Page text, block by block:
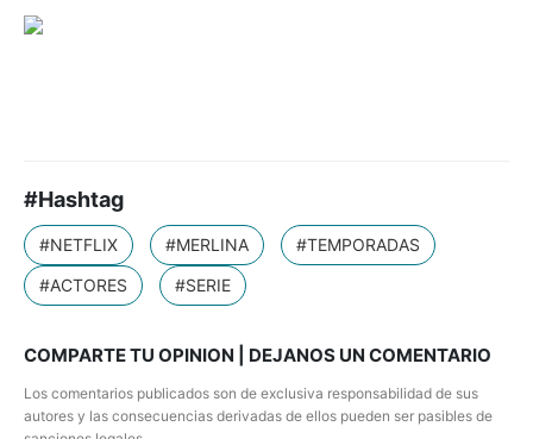
#Hashtag
#NETFLIX #MERLINA
#TEMPORADAS
#ACTORES
#SERIE
COMPARTE TU OPINION | DEJANOS UN COMENTARIO
Los comentarios publicados son de exclusiva responsabilidad de sus
autores y las consecuencias derivadas de ellos pueden ser pasibles de